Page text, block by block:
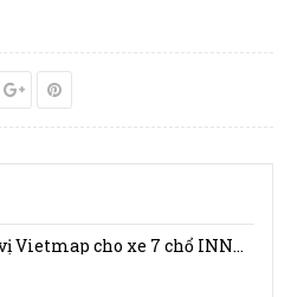
Lắp đặt định vị Vietmap cho xe 7 chổ INNOVA